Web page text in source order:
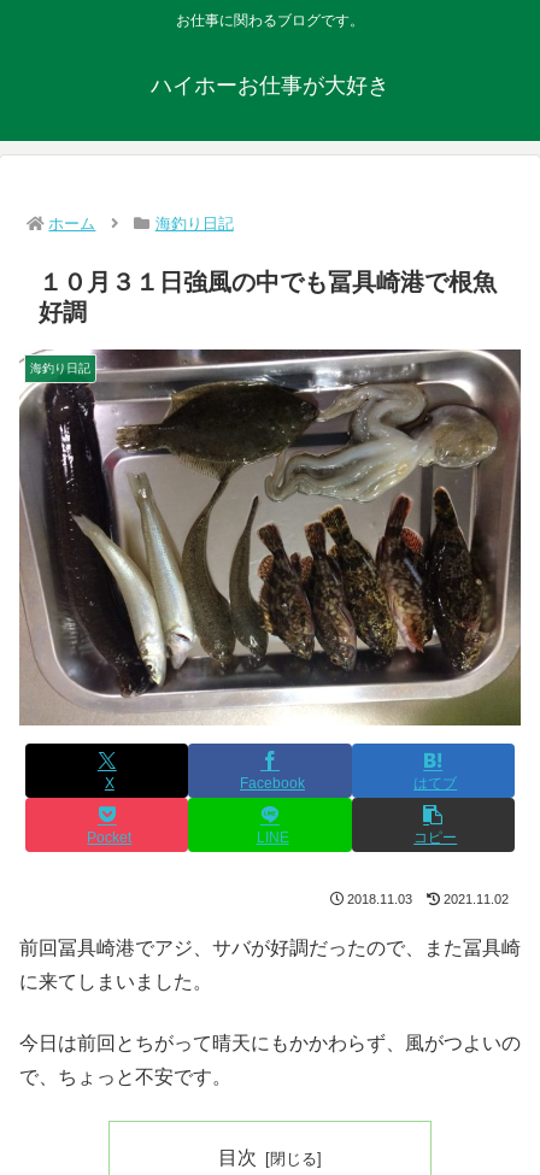
お仕事に関わるブログです。
ハイホーお仕事が大好き
ホーム 海釣り日記
１０月３１日強風の中でも冨具崎港で根魚
好調
海釣り日記
X Facebook はてブ
Pocket LINE コピー
2018.11.03 2021.11.02
前回冨具崎港でアジ、サバが好調だったので、また冨具崎
に来てしまいました。
今日は前回とちがって晴天にもかかわらず、風がつよいの
で、ちょっと不安です。
目次